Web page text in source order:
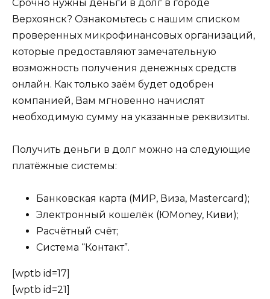
Срочно нужны деньги в долг в городе
Верхоянск? Ознакомьтесь с нашим списком
проверенных микрофинансовых организаций,
которые предоставляют замечательную
возможность получения денежных средств
онлайн. Как только заём будет одобрен
компанией, Вам мгновенно начислят
необходимую сумму на указанные реквизиты.
Получить деньги в долг можно на следующие
платёжные системы:
Банковская карта (МИР, Виза, Mastercard);
Электронный кошелёк (ЮMoney, Киви);
Расчётный счёт;
Система “Контакт”.
[wptb id=17]
[wptb id=21]